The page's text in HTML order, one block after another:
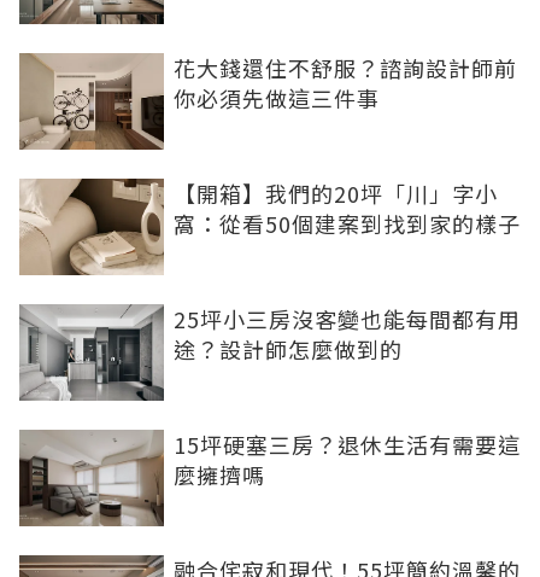
花大錢還住不舒服？諮詢設計師前
你必須先做這三件事
【開箱】我們的20坪「川」字小
窩：從看50個建案到找到家的樣子
25坪小三房沒客變也能每間都有用
途？設計師怎麼做到的
15坪硬塞三房？退休生活有需要這
麼擁擠嗎
融合侘寂和現代！55坪簡約溫馨的